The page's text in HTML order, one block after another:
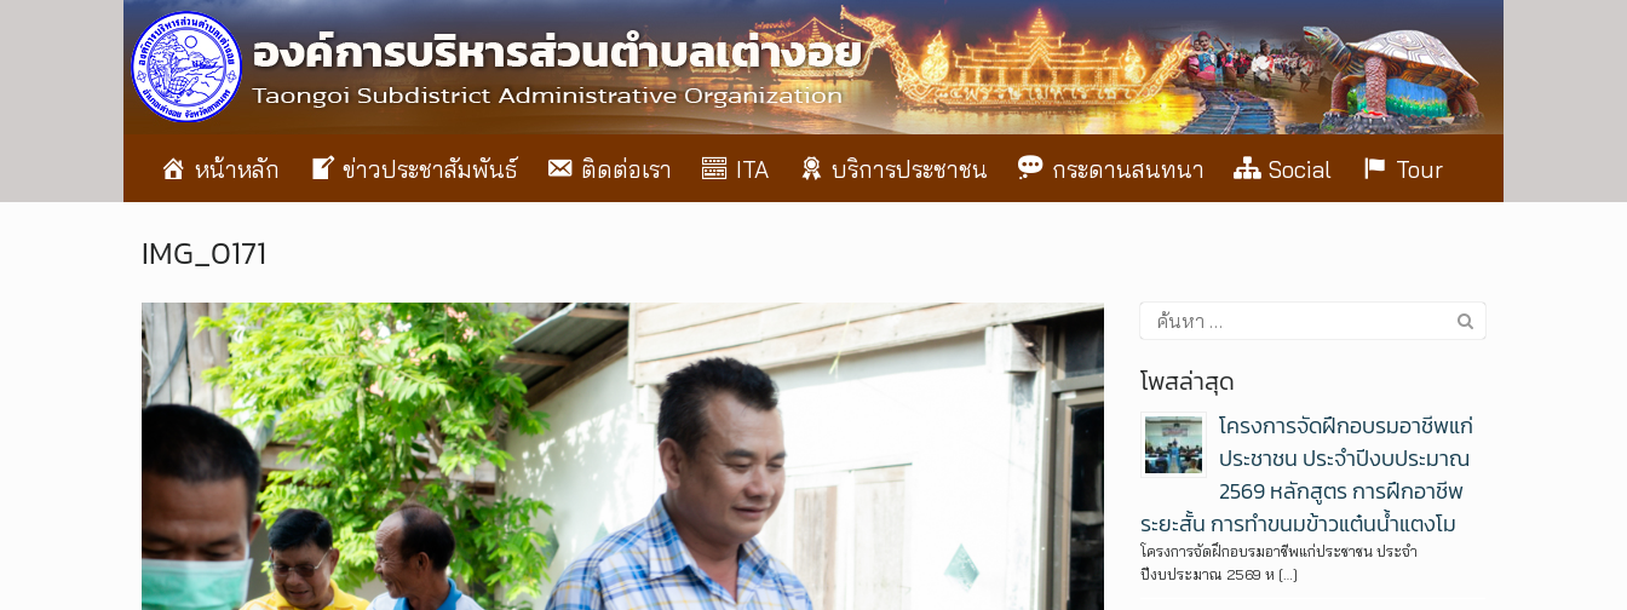
หน้าหลัก ข่าวประชาสัมพันธ์ ติดต่อเรา ITA บริการประชาชน กระดานสนทนา Social Tour
IMG_0171
โพสล่าสุด
โครงการจัดฝึกอบรมอาชีพแก่
ประชาชน ประจำปีงบประมาณ
2569 หลักสูตร การฝึกอาชีพ
ระยะสั้น การทำขนมข้าวแต๋นน้ำแตงโม
โครงการจัดฝึกอบรมอาชีพแก่ประชาชน ประจำ
ปีงบประมาณ 2569 ห […]